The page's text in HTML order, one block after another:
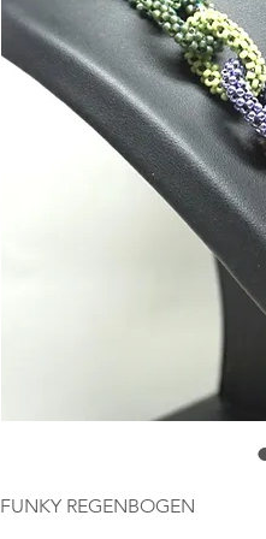
FUNKY REGENBOGEN